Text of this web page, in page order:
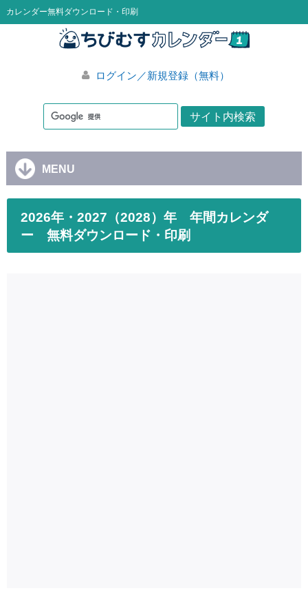
カレンダー無料ダウンロード・印刷
ログイン／新規登録（無料）
MENU
2026年・2027（2028）年 年間カレンダ
ー 無料ダウンロード・印刷